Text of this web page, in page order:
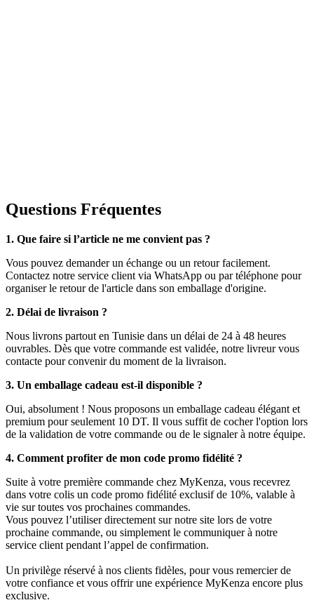
Questions Fréquentes
1. Que faire si l’article ne me convient pas ?
Vous pouvez demander un échange ou un retour facilement.
Contactez notre service client via WhatsApp ou par téléphone pour
organiser le retour de l'article dans son emballage d'origine.
2. Délai de livraison ?
Nous livrons partout en Tunisie dans un délai de 24 à 48 heures
ouvrables. Dès que votre commande est validée, notre livreur vous
contacte pour convenir du moment de la livraison.
3. Un emballage cadeau est-il disponible ?
Oui, absolument ! Nous proposons un emballage cadeau élégant et
premium pour seulement 10 DT. Il vous suffit de cocher l'option lors
de la validation de votre commande ou de le signaler à notre équipe.
4. Comment profiter de mon code promo fidélité ?
Suite à votre première commande chez MyKenza, vous recevrez
dans votre colis un code promo fidélité exclusif de 10%, valable à
vie sur toutes vos prochaines commandes.
Vous pouvez l’utiliser directement sur notre site lors de votre
prochaine commande, ou simplement le communiquer à notre
service client pendant l’appel de confirmation.
Un privilège réservé à nos clients fidèles, pour vous remercier de
votre confiance et vous offrir une expérience MyKenza encore plus
exclusive.